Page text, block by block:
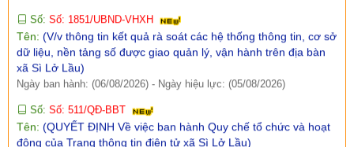
Tên:(V/v thông tin kết quả rà soát các hệ thống thông tin, cơ sở
dữ liệu, nền tảng số được giao quản lý, vận hành trên địa bàn
xã Sì Lở Lầu)
Ngày ban hành: (06/08/2026)
Số:Số: 511/QĐ-BBT
Tên:(QUYẾT ĐỊNH Về việc ban hành Quy chế tổ chức và hoạt
động của Trang thông tin điện tử xã Sì Lở Lầu)
Ngày ban hành: (06/08/2026) -Ngày hiệu lực: (05/08/2026)